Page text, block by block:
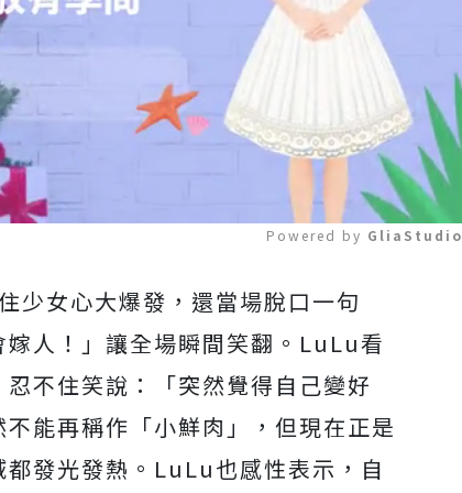
Powered by
少女心大爆發，還當場脫口一句
嫁人！」讓全場瞬間笑翻。LuLu看
不住笑說：「突然覺得自己變好
能再稱作「小鮮肉」，但現在正是
都發光發熱。LuLu也感性表示，自